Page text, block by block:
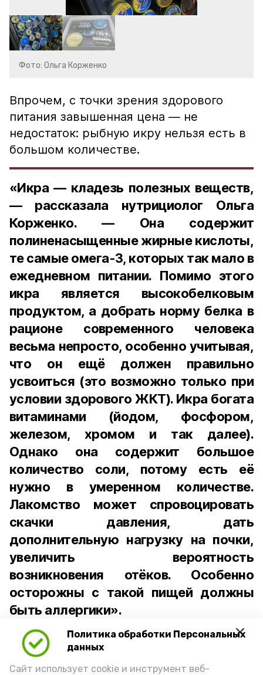
Политика обработки Персональных
данных
Сайт использует cookie и инструмент веб-
Фото: Ольга Корженко
Впрочем, с точки зрения здорового
питания завышенная цена — не
недостаток: рыбную икру нельзя есть в
большом количестве.
«Икра — кладезь полезных веществ,
— рассказала нутрициолог Ольга
Корженко. — Она содержит
полиненасыщенные жирные кислоты,
те самые омега-3, которых так мало в
ежедневном питании. Помимо этого
икра является высокобелковым
продуктом, а добрать норму белка в
рационе современного человека
весьма непросто, особенно учитывая,
что он ещё должен правильно
усвоиться (это возможно только при
условии здорового ЖКТ). Икра богата
витаминами (йодом, фосфором,
железом, хромом и так далее).
Однако она содержит большое
количество соли, потому есть её
нужно в умеренном количестве.
Лакомство может спровоцировать
скачки давления, дать
дополнительную нагрузку на почки,
увеличить вероятность
возникновения отёков. Особенно
осторожны с такой пищей должны
быть аллергики».
Для взрослого человека безопасной
порцией икры считается 30-50 граммов
(2-3 ложки). При этом следует обратить